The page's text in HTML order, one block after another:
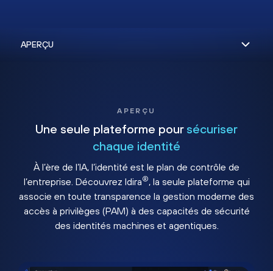
APERÇU
Une seule plateforme pour sécuriser
chaque identité
À l’ère de l’IA, l’identité est le plan de contrôle de
l’entreprise. Découvrez Idira®, la seule plateforme qui
associe en toute transparence la gestion moderne des
accès à privilèges (PAM) à des capacités de sécurité
des identités machines et agentiques.